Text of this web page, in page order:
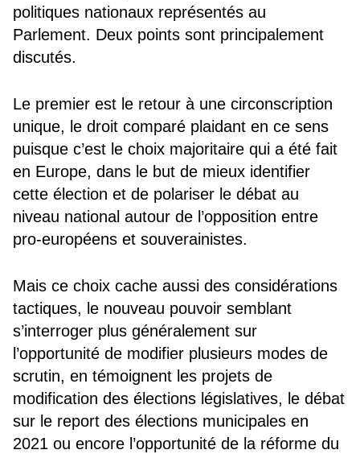
politiques nationaux représentés au
Parlement. Deux points sont principalement
discutés.
Le premier est le retour à une circonscription
unique, le droit comparé plaidant en ce sens
puisque c’est le choix majoritaire qui a été fait
en Europe, dans le but de mieux identifier
cette élection et de polariser le débat au
niveau national autour de l’opposition entre
pro-européens et souverainistes.
Mais ce choix cache aussi des considérations
tactiques, le nouveau pouvoir semblant
s’interroger plus généralement sur
l’opportunité de modifier plusieurs modes de
scrutin, en témoignent les projets de
modification des élections législatives, le débat
sur le report des élections municipales en
2021 ou encore l’opportunité de la réforme du